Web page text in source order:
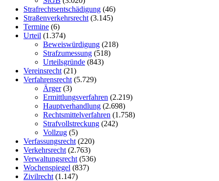
Strafrechtsentschädigung (46)
Straßenverkehrsrecht (3.145)
Termine (6)
Urteil (1.374)
Beweiswürdigung (218)
Strafzumessung (518)
Urteilsgründe (843)
Vereinsrecht (21)
Verfahrensrecht (5.729)
Ärger(3)
Ermittlungsverfahren (2.219)
Hauptverhandlung (2.698)
Rechtsmittelverfahren (1.758)
Strafvollstreckung (242)
Vollzug (5)
Verfassungsrecht (220)
Verkehrsrecht (2.763)
Verwaltungsrecht (536)
Wochenspiegel (837)
Zivilrecht (1.147)